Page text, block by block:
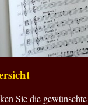
Sie die